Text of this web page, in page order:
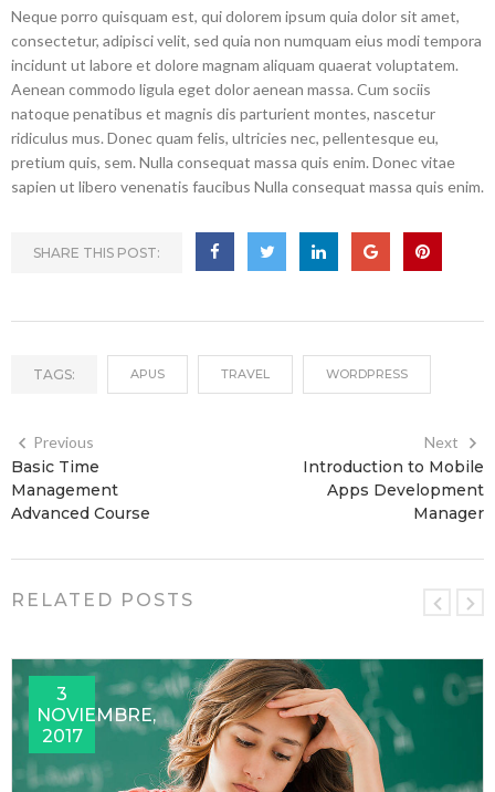
Neque porro quisquam est, qui dolorem ipsum quia dolor sit amet,
consectetur, adipisci velit, sed quia non numquam eius modi tempora
incidunt ut labore et dolore magnam aliquam quaerat voluptatem.
Aenean commodo ligula eget dolor aenean massa. Cum sociis
natoque penatibus et magnis dis parturient montes, nascetur
ridiculus mus. Donec quam felis, ultricies nec, pellentesque eu,
pretium quis, sem. Nulla consequat massa quis enim. Donec vitae
sapien ut libero venenatis faucibus Nulla consequat massa quis enim.
SHARE THIS POST:
TAGS: APUS TRAVEL WORDPRESS
Previous
Basic Time
Management
Advanced Course
Next
Introduction to Mobile
Apps Development
Manager
RELATED POSTS
3
NOVIEMBRE,
2017